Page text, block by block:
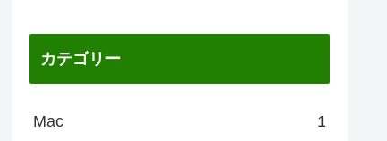
カテゴリー
Mac 1